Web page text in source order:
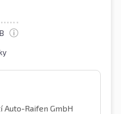
Auto-Raifen GmbH